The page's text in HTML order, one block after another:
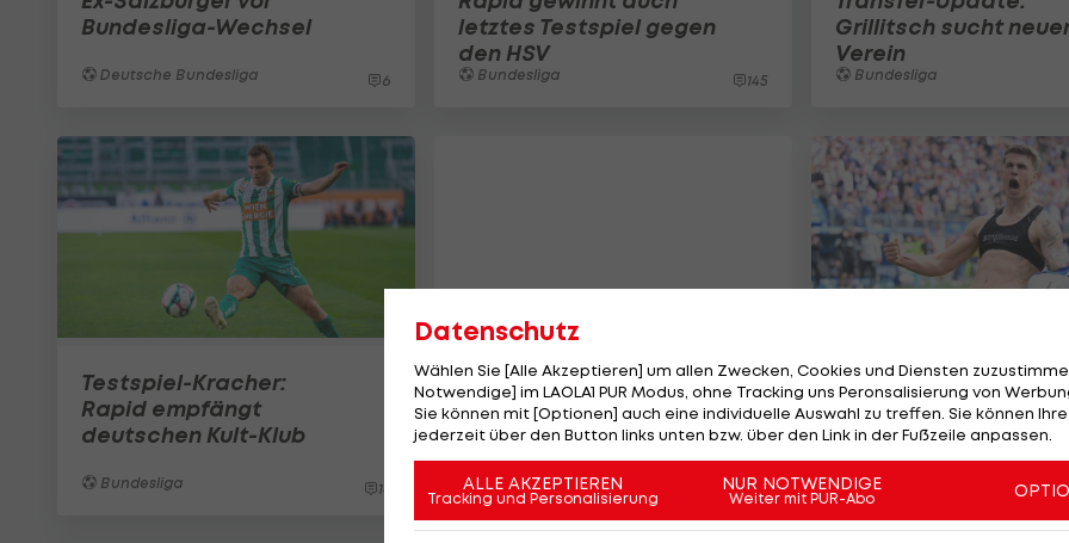
Bundesliga-Wechsel
Deutsche Bundesliga 6
letztes Testspiel gegen
den HSV
Bundesliga 145
Grillitsch sucht
Verein
Bundesliga
Testspiel-Kracher:
Rapid empfängt
deutschen Kult-Klub
Bundesliga 14
Einigung erzielt?
Überraschende
Wendung im
Poker
Premier League
Datenschutz
Wählen Sie [Alle Akzeptieren] um allen Zwecken, Cookies und Diensten
Notwendige] im LAOLA1 PUR Modus, ohne Tracking uns Peronsalisierung von
Sie können mit [Optionen] auch eine individuelle Auswahl zu treffen. Sie können
jederzeit über den Button links unten bzw. über den Link in der Fußzeile anpassen.
ALLE AKZEPTIEREN
Tracking und Personalisierung
NUR NOTWENDIGE
Weiter mit PUR-Abo